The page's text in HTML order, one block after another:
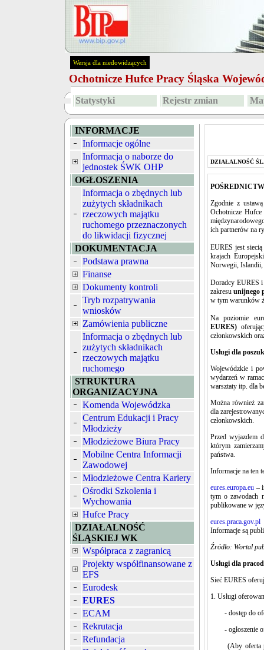
Wersja dla niedowidzących
Ochotnicze Hufce Pracy Śląska
Statystyki Rejestr zmian
INFORMACJE
Informacje ogólne
Informacja o naborze do
jednostek ŚWK OHP
OGŁOSZENIA
Informacja o zbędnych lub
zużytych składnikach
rzeczowych majątku
ruchomego przeznaczonych
do likwidacji fizycznej
DOKUMENTACJA
Podstawa prawna
Finanse
Dokumenty kontroli
Tryb rozpatrywania
wniosków
Zamówienia publiczne
Informacja o zbędnych lub
zużytych składnikach
rzeczowych majątku
ruchomego
STRUKTURA
ORGANIZACYJNA
Komenda Wojewódzka
Centrum Edukacji i Pracy
Młodzieży
Młodzieżowe Biura Pracy
Mobilne Centra Informacji
Zawodowej
Młodzieżowe Centra Kariery
Ośrodki Szkolenia i
Wychowania
Hufce Pracy
DZIAŁALNOŚĆ
ŚLĄSKIEJ WK
Współpraca z zagranicą
Projekty współfinansowane z
EFS
Eurodesk
EURES
ECAM
Rekrutacja
Refundacja
DZIAŁALNOŚĆ
P
Zgodnie z
Ochotnicze Hufce
ich partnerów na
EURES jest
krajach
Norwegii, Islandii,
Doradcy EURES i
zakresuunijnego
w tym warunków
Na poziomie
EURES)
członkowskich
Usługi dla
Wojewódzkie i
wydarzeń w
warsztaty itp. dla
Można również
dla
członkowskich.
Przed wyjazdem
którym
państwa.
Informacje na ten
eures.europa.eu –
tym o zawodach
publikowane w
eures.praca.gov.pl
Informacje są
Źródło: Wortal
Usługi dla
Sieć EURES
1. Usługi
- dostęp do
- ogłoszenie
(Aby oferta